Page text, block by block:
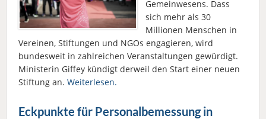
Gemeinwesens. Dass
sich mehr als 30
Millionen Menschen in
Vereinen, Stiftungen und NGOs engagieren, wird
bundesweit in zahlreichen Veranstaltungen gewürdigt.
Ministerin Giffey kündigt derweil den Start einer neuen
Stiftung an. Weiterlesen.
Eckpunkte für Personalbemessung in